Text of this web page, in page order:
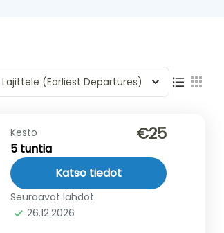
Lajittele (Earliest Departures)
Kesto
5 tuntia
€25
Katso tiedot
Seuraavat lähdöt
26.12.2026